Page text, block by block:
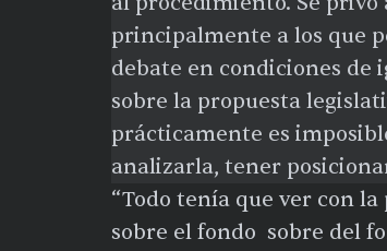
principalmente a los que
debate en condiciones de
sobre la propuesta
prácticamente es
analizarla, tener
“Todo tenía que ver con
sobre el fondo sobre del